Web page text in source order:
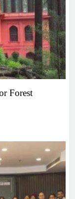
Forest